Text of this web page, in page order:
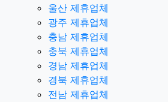
울산 제휴업체
광주 제휴업체
충남 제휴업체
충북 제휴업체
경남 제휴업체
경북 제휴업체
전남 제휴업체